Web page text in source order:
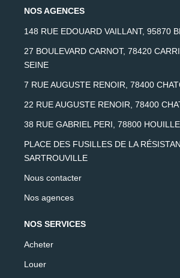
NOS AGENCES
148 RUE EDOUARD VAILLANT, 95870
27 BOULEVARD CARNOT, 78420
SEINE
7 RUE AUGUSTE RENOIR, 78400
22 RUE AUGUSTE RENOIR, 78400
38 RUE GABRIEL PERI, 78800
PLACE DES FUSILLES DE LA
SARTROUVILLE
Nous contacter
Nos agences
NOS SERVICES
Acheter
Louer